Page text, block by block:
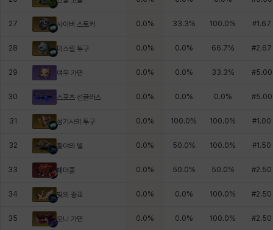
27 사이버 스토커 0.0% 33.3% 100.0% #1.67
28 미스릴 투구 0.0% 0.0% 66.7% #2.67
29 여우 가면 0.0% 0.0% 33.3% #5.00
30 스포츠 선글라스 0.0% 0.0% 0.0% #5.00
31 성기사의 투구 0.0% 100.0% 100.0% #1.00
32 황야의 별 0.0% 50.0% 100.0% #1.50
33 페더폴 0.0% 50.0% 50.0% #2.50
34 빛의 증표 0.0% 0.0% 100.0% #2.50
35 오니 가면 0.0% 0.0% 100.0% #2.50